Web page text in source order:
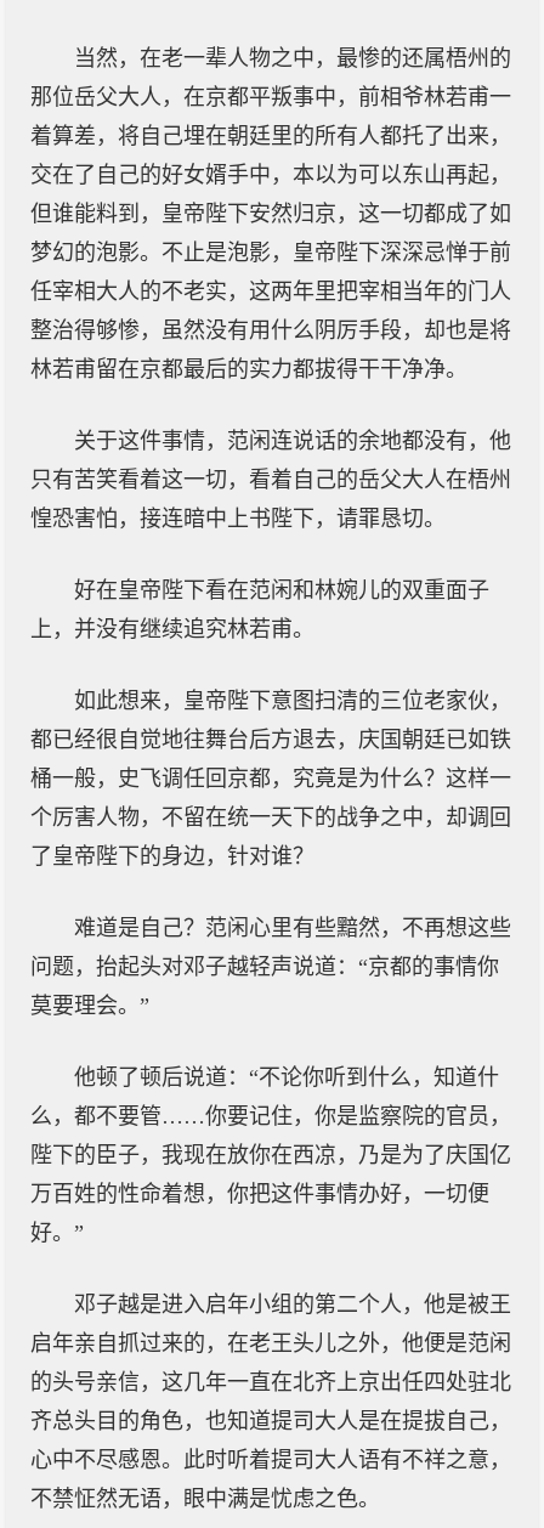
当然，在老一辈人物之中，最惨的还属梧州的
那位岳父大人，在京都平叛事中，前相爷林若甫一
着算差，将自己埋在朝廷里的所有人都托了出来，
交在了自己的好女婿手中，本以为可以东山再起，
但谁能料到，皇帝陛下安然归京，这一切都成了如
梦幻的泡影。不止是泡影，皇帝陛下深深忌惮于前
任宰相大人的不老实，这两年里把宰相当年的门人
整治得够惨，虽然没有用什么阴厉手段，却也是将
林若甫留在京都最后的实力都拔得干干净净。
关于这件事情，范闲连说话的余地都没有，他
只有苦笑看着这一切，看着自己的岳父大人在梧州
惶恐害怕，接连暗中上书陛下，请罪恳切。
好在皇帝陛下看在范闲和林婉儿的双重面子
上，并没有继续追究林若甫。
如此想来，皇帝陛下意图扫清的三位老家伙，
都已经很自觉地往舞台后方退去，庆国朝廷已如铁
桶一般，史飞调任回京都，究竟是为什么？这样一
个厉害人物，不留在统一天下的战争之中，却调回
了皇帝陛下的身边，针对谁？
难道是自己？范闲心里有些黯然，不再想这些
问题，抬起头对邓子越轻声说道：“京都的事情你
莫要理会。”
他顿了顿后说道：“不论你听到什么，知道什
么，都不要管……你要记住，你是监察院的官员，
陛下的臣子，我现在放你在西凉，乃是为了庆国亿
万百姓的性命着想，你把这件事情办好，一切便
好。”
邓子越是进入启年小组的第二个人，他是被王
启年亲自抓过来的，在老王头儿之外，他便是范闲
的头号亲信，这几年一直在北齐上京出任四处驻北
齐总头目的角色，也知道提司大人是在提拔自己，
心中不尽感恩。此时听着提司大人语有不祥之意，
不禁怔然无语，眼中满是忧虑之色。